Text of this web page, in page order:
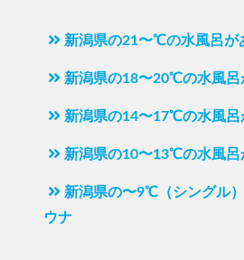
新潟県の21〜℃の水風呂が
新潟県の18〜20℃の水風呂
新潟県の14〜17℃の水風呂
新潟県の10〜13℃の水風呂
新潟県の〜9℃（シングル
ウナ